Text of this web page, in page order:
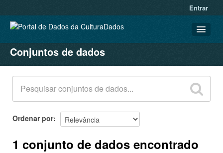
Entrar
CONJUNTOS DE DADOS
ORGANIZAÇÕES
GRUPOS
SOBRE
Conjuntos de dados
Ordenar por
1 conjunto de dados encontrado